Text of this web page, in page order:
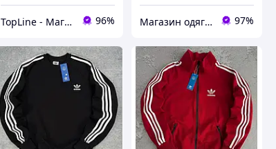
TopLine - Магазин крутих товарів 96% Магазин одягу та взуття Bootlords 97%